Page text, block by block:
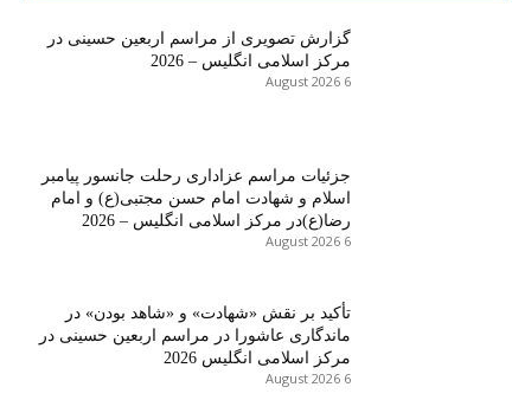
گزارش تصویری از مراسم اربعین حسینی در
مرکز اسلامی انگلیس – 2026
6 August 2026
جزئیات مراسم عزاداری رحلت جانسور پیامبر
اسلام و شهادت امام حسن مجتبی(ع) و امام
رضا(ع)در مرکز اسلامی انگلیس – 2026
6 August 2026
تأکید بر نقش «شهادت» و «شاهد بودن» در
ماندگاری عاشورا در مراسم اربعین حسینی در
مرکز اسلامی انگلیس 2026
6 August 2026